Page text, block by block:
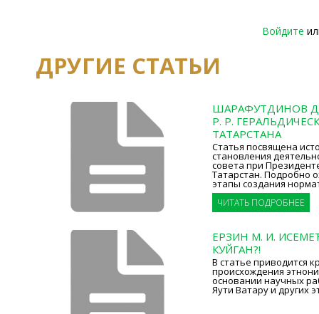
Войдите
ДРУГИЕ СТАТЬИ
ШАРАФУТДИНОВ
Р. Р.
ТАТАРСТАНА
Статья посвящена
становления
совета при
Татарстан. Подробно
этапы создания
ЧИТАТЬ ПОДРОБНЕЕ
ЕРЗИН М. И.
КУЙГАН?!
В статье приводится
происхождения
основании научных
Яути Ватару и других